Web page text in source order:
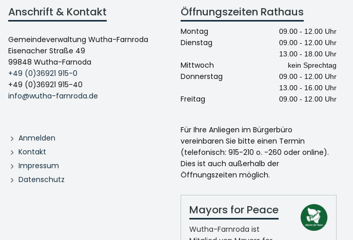
Anschrift & Kontakt
Gemeindeverwaltung Wutha-Farnroda
Eisenacher Straße 49
99848 Wutha-Farnoda
+49 (0)36921 915-0
+49 (0)36921 915-40
info@wutha-farnroda.de
Anmelden
Kontakt
Impressum
Datenschutz
Öffnungszeiten Rathaus
Montag 09.00 - 12.00 Uhr
Dienstag
09.00 - 12.00 Uhr
13.00 - 18.00 Uhr
Mittwoch kein Sprechtag
Donnerstag
09.00 - 12.00 Uhr
13.00 - 16.00 Uhr
Freitag 09.00 - 12.00 Uhr
Für Ihre Anliegen im Bürgerbüro
vereinbaren Sie bitte einen Termin
(telefonisch: 915-210 o. -260 oder online).
Dies ist auch außerhalb der
Öffnungszeiten möglich.
Mayors for Peace
Wutha-Farnroda ist